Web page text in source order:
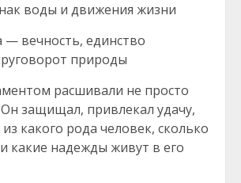
воды и движения жизни
— вечность, единство
природы
расшивали не просто
защищал, привлекал удачу,
из какого рода человек, сколько
какие надежды живут в его